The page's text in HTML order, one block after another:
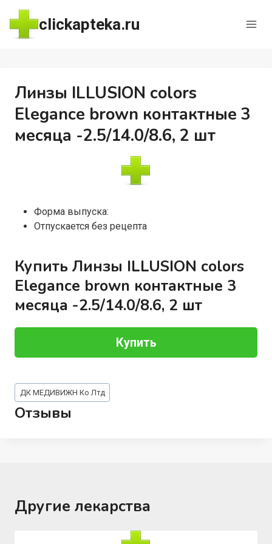
Перейти
содержимому
clickapteka.ru
Линзы ILLUSION colors
Elegance brown контактные 3
месяца -2.5/14.0/8.6, 2 шт
Форма выпуска:
Отпускается без рецепта
Купить Линзы ILLUSION colors
Elegance brown контактные 3
месяца -2.5/14.0/8.6, 2 шт
Купить
Метки
записи:
ДК МЕДИВИЖН Ко Лтд
Отзывы
Другие лекарства